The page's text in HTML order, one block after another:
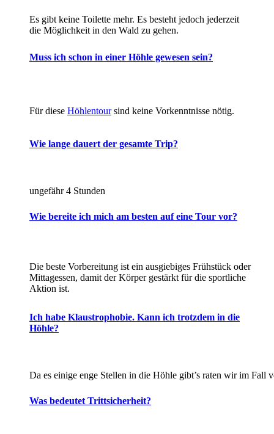
Es gibt keine Toilette mehr. Es besteht jedoch jederzeit
die Möglichkeit in den Wald zu gehen.
Muss ich schon in einer Höhle gewesen sein?
Für diese Höhlentoursind keine Vorkenntnisse nötig.
Wie lange dauert der gesamte Trip?
ungefähr 4 Stunden
Wie bereite ich mich am besten auf eine Tour vor?
Die beste Vorbereitung ist ein ausgiebiges Frühstück oder
Mittagessen, damit der Körper gestärkt für die sportliche
Aktion ist.
Ich habe Klaustrophobie. Kann ich trotzdem in die
Höhle?
Da es einige enge Stellen in die Höhle gibt’s raten wir im Fall
Was bedeutet Trittsicherheit?